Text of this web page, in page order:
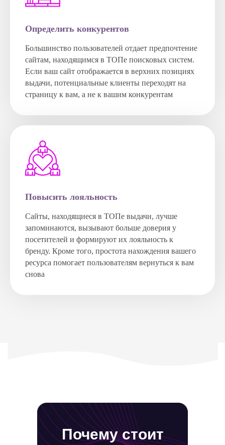
Определить конкурентов
Большинство пользователей отдает предпочтение
сайтам, находящимся в ТОПе поисковых систем.
Если ваш сайт отображается в верхних позициях
выдачи, потенциальные клиенты переходят на
страницу к вам, а не к вашим конкурентам
Повысить лояльность
Сайты, находящиеся в ТОПе выдачи, лучше
запоминаются, вызывают больше доверия у
посетителей и формируют их лояльность к
бренду. Кроме того, простота нахождения вашего
ресурса помогает пользователям вернуться к вам
снова
Почему стоит